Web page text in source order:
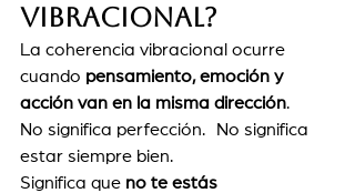
vibracional?
La coherencia vibracional ocurre
cuando pensamiento, emoción y
acción van en la misma dirección.
No significa perfección. No significa
estar siempre bien.
Significa que no te estás